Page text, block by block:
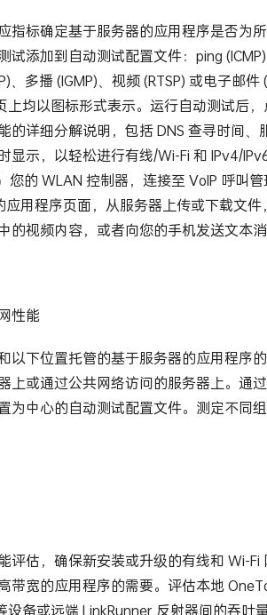
指标确定基于服务器的应用程序是否为
试添加到自动测试配置文件：ping
、多播 (IGMP)、视频 (RTSP) 或电子邮
上均以图标形式表示。运行自动测试后
的详细分解说明，包括 DNS 查寻时间、
显示，以轻松进行有线/Wi-Fi 和 IPv4/
您的 WLAN 控制器，连接至 VoIP 呼叫
应用程序页面，从服务器上传或下载文
的视频内容，或者向您的手机发送文本
性能
以下位置托管的基于服务器的应用程序
上或通过公共网络访问的服务器上。通
为中心的自动测试配置文件。测定不同
评估，确保新安装或升级的有线和 Wi-Fi
带宽的应用程序的需要。评估本地
设备或远端 LinkRunner 反射器间的吞吐